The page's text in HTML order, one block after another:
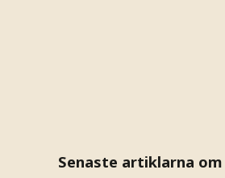
Senaste artiklarna